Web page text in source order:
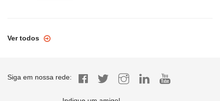
Ver todos
Siga em nossa rede: